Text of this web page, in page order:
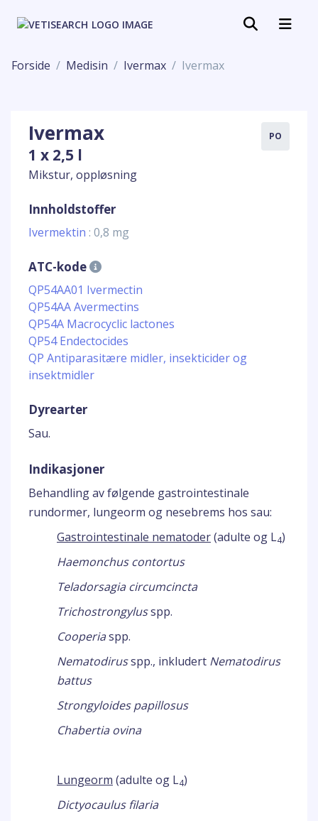
Forside Medisin Ivermax Ivermax
Ivermax
1 x 2,5 l
Mikstur, oppløsning
PO
Innholdstoffer
Ivermektin : 0,8 mg
ATC-kode
QP54AA01 Ivermectin
QP54AA Avermectins
QP54A Macrocyclic lactones
QP54 Endectocides
QP Antiparasitære midler, insekticider og
insektmidler
Dyrearter
Sau.
Indikasjoner
Behandling av følgende gastrointestinale
rundormer, lungeorm og nesebrems hos sau:
Gastrointestinale nematoder(adulte og L4)
Haemonchus contortus
Teladorsagia circumcincta
Trichostrongylusspp.
Cooperiaspp.
Nematodirusspp., inkludert Nematodirus
battus
Strongyloides papillosus
Chabertia ovina
Lungeorm (adulte og L4)
Dictyocaulus filaria